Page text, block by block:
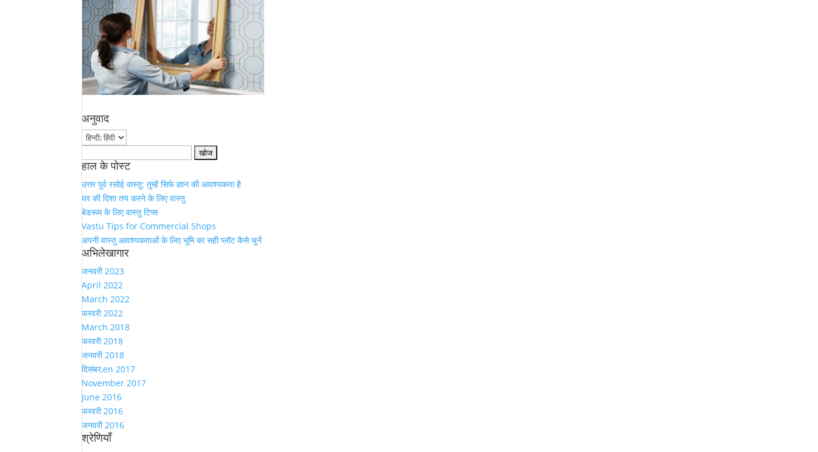
अनुवाद
for:
हाल के पोस्ट
उत्तर पूर्व रसोई वास्तु: तुम्हें सिर्फ ज्ञान की आवश्यकता है
घर की दिशा तय करने के लिए वास्तु
बेडरूम के लिए वास्तु टिप्स
Vastu Tips for Commercial Shops
अपनी वास्तु आवश्यकताओं के लिए भूमि का सही प्लॉट कैसे चुनें
अभिलेखागार
जनवरी 2023
April 2022
March 2022
फरवरी 2022
March 2018
फरवरी 2018
जनवरी 2018
दिसंबर,en 2017
November 2017
June 2016
फरवरी 2016
जनवरी 2016
श्रेणियाँ